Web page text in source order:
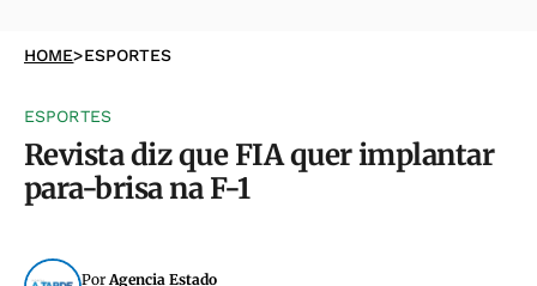
HOME>ESPORTES
ESPORTES
Revista diz que FIA quer implantar
para-brisa na F-1
PorAgencia Estado